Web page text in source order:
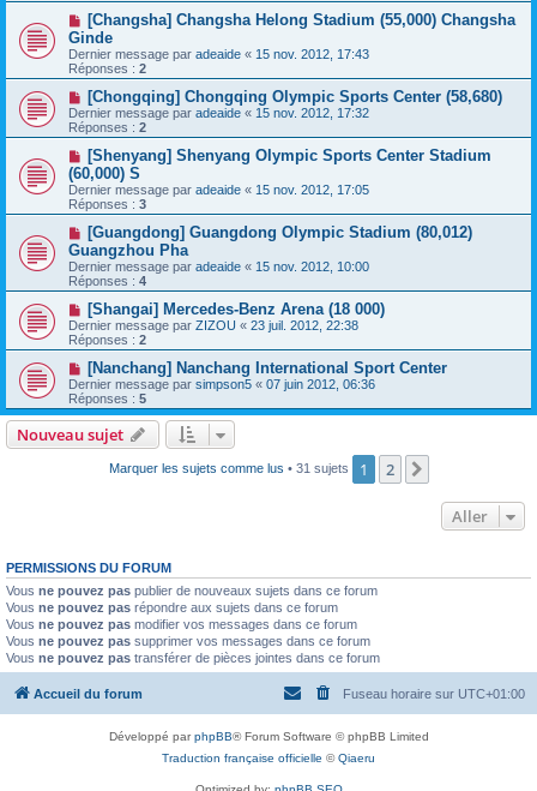
[Changsha] Changsha Helong Stadium (55,000) Changsha
Ginde
Dernier message par adeaide « 15 nov. 2012, 17:43
Réponses : 2
[Chongqing] Chongqing Olympic Sports Center (58,680)
Dernier message par adeaide « 15 nov. 2012, 17:32
Réponses : 2
[Shenyang] Shenyang Olympic Sports Center Stadium
(60,000) S
Dernier message par adeaide « 15 nov. 2012, 17:05
Réponses : 3
[Guangdong] Guangdong Olympic Stadium (80,012)
Guangzhou Pha
Dernier message par adeaide « 15 nov. 2012, 10:00
Réponses : 4
[Shangai] Mercedes-Benz Arena (18 000)
Dernier message par ZIZOU « 23 juil. 2012, 22:38
Réponses : 2
[Nanchang] Nanchang International Sport Center
Dernier message par simpson5 « 07 juin 2012, 06:36
Réponses : 5
Nouveau sujet
Marquer les sujets comme lus • 31 sujets 1 2
Aller
PERMISSIONS DU FORUM
Vous ne pouvez pas publier de nouveaux sujets dans ce forum
Vous ne pouvez pas répondre aux sujets dans ce forum
Vous ne pouvez pas modifier vos messages dans ce forum
Vous ne pouvez pas supprimer vos messages dans ce forum
Vous ne pouvez pas transférer de pièces jointes dans ce forum
Accueil du forum Fuseau horaire sur UTC+01:00
Développé parphpBB® Forum Software © phpBB Limited
Traduction française officielle ©Qiaeru